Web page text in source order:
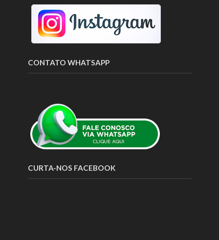
CONTATO WHATSAPP
CURTA-NOS FACEBOOK